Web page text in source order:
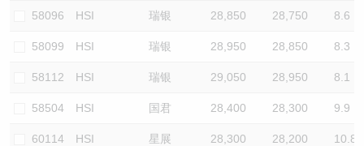
58096 HSI 瑞银 28,850 28,750 8.6
58099 HSI 瑞银 28,950 28,850 8.3
58112 HSI 瑞银 29,050 28,950 8.1
58504 HSI 国君 28,400 28,300 9.9
60114 HSI 星展 28,300 28,200 10.8